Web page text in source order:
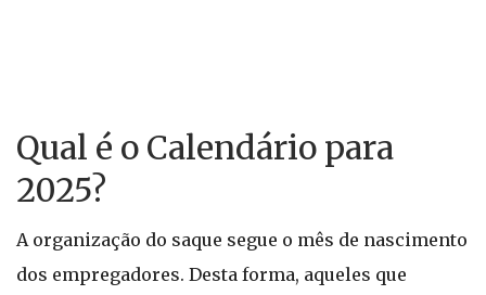
Qual é o Calendário para
2025?
A organização do saque segue o mês de nascimento
dos empregadores. Desta forma, aqueles que